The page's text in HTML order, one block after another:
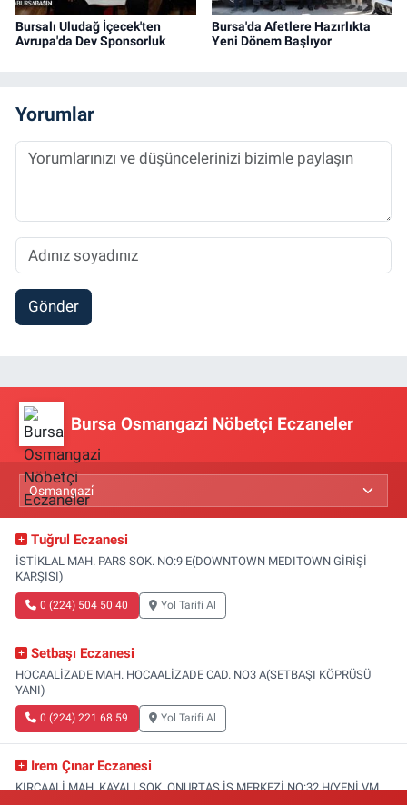
Bursalı Uludağ İçecek'ten
Avrupa'da Dev Sponsorluk
Bursa'da Afetlere Hazırlıkta
Yeni Dönem Başlıyor
Yorumlar
Gönder
Bursa Osmangazi Nöbetçi Eczaneler
Tuğrul Eczanesi
İSTİKLAL MAH. PARS SOK. NO:9 E(DOWNTOWN MEDITOWN GİRİŞİ
KARŞISI)
0 (224) 504 50 40 Yol Tarifi Al
Setbaşı Eczanesi
HOCAALİZADE MAH. HOCAALİZADE CAD. NO3 A(SETBAŞI KÖPRÜSÜ
YANI)
0 (224) 221 68 59 Yol Tarifi Al
Irem Çınar Eczanesi
KIRCAALİ MAH. KAYALI SOK. ONURTAŞ İŞ MERKEZİ NO:32 H(YENİ VM